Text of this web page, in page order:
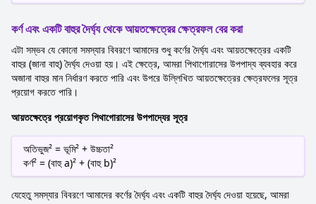
কর্ণ এবং একটি বাহুর দৈর্ঘ্য থেকে আয়তক্ষেত্রের ক্ষেত্রফল বের করা
এটা সম্ভব যে কোনো সমস্যার বিবরণে আমাদের শুধু কর্ণের দৈর্ঘ্য এবং আয়তক্ষেত্রের একটি
বাহুর (জানা বাহু) দৈর্ঘ্য দেওয়া হয়। এই ক্ষেত্রে, আমরা পিথাগোরাসের উপপাদ্য ব্যবহার করে
অজানা বাহুর মান নির্ধারণ করতে পারি এবং উপরে উল্লিখিত আয়তক্ষেত্রের ক্ষেত্রফলের সূত্র
প্রয়োগ করতে পারি।
আয়তক্ষেত্রে প্রয়োগকৃত পিথাগোরাসের উপপাদ্যের সূত্র
অতিভুজ² = ভূমি² + উচ্চতা²
কর্ণ² = (বাহু a)² + (বাহু b)²
যেহেতু সমস্যার বিবরণে আমাদের কর্ণের দৈর্ঘ্য এবং একটি বাহুর দৈর্ঘ্য দেওয়া হয়েছে, আমরা